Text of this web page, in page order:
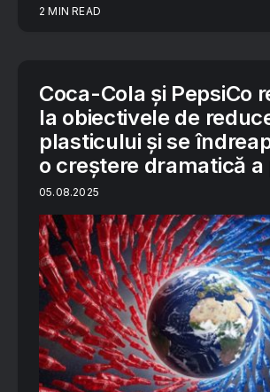
2 MIN READ
Coca-Cola și PepsiCo
la obiectivele de
plasticului și se
o creștere dramatică a
05.08.2025